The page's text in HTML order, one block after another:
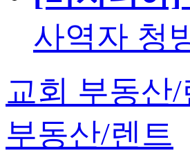
사역자 청
교회 부동산/
부동산/렌트